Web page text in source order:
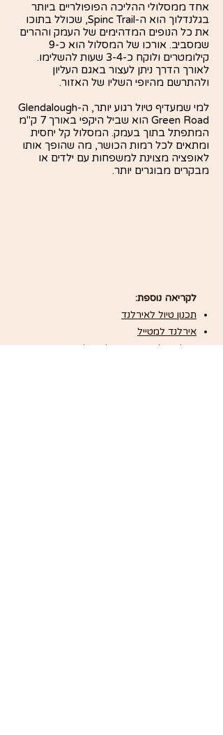
אחד ממסלולי ההליכה הפופולריים ביותר
בגלנדלוך הוא ה-Spinc Trail, שכולל בתוכו
את כל הנופים המדהימים של העמק וההרים
שמסביב. אורכו של המסלול הוא כ-9
קילומטרים ולוקח כ-3-4 שעות להשלימו.
לאורך הדרך ניתן לעצור באגם העליון
ולהתרשם מהיופי השליו של האזור.
למי שמעדיף טיול רגוע יותר, ה-Glendalough
Green Road הוא שביל היקפי באורך 7 ק"מ
המתפתל בתוך בעמק. המסלול קל יחסית
ומתאים לכל רמות הכושר, מה שהופך אותו
לאופציה מצוינת למשפחות עם ילדים או
מבקרים מבוגרים יותר.
לקריאה נוספת:
תכנון טיול לאירלנד
אירלנד למטייל
דבלין: הלב הפועם של אירלנד